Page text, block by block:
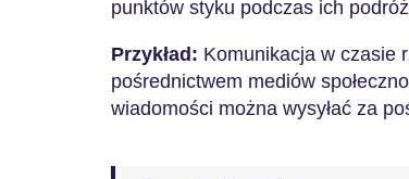
punktów styku podczas ich
Przykład: Komunikacja w czasie
pośrednictwem mediów
wiadomości można wysyłać za